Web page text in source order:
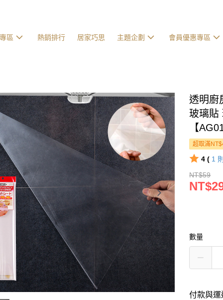
區 熱銷排行 居家巧思 主題企劃 會員優惠專區
透明廚
玻璃貼
【
超取滿
4 ( 1
NT$59
數量
付款與運